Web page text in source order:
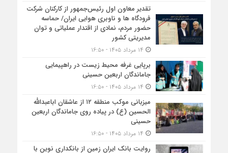
تقدیر معاون اول رئیس‌جمهور از کارکنان شرکت
فرودگاه ها و ناوبری هوایی ایران/ حماسه
حضور مردم، نمادی از اقتدار عملیاتی و توان
مدیریتی کشور
برپایی غرفه محیط زیست در راهپیمایی
جاماندگان اربعین حسینی
میزبانی موکب منطقه ۱۲ از عاشقان اباعبدالله
الحسین (ع) در پیاده روی جاماندگان اربعین
حسینی
روایت بانک ایران زمین از بانکداری نوین با